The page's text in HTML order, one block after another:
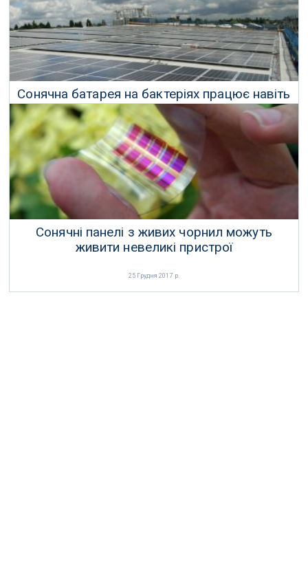
Сонячна батарея на бактеріях працює навіть
під хмарним небом
07 Липня 2018 р.
Сонячні панелі з живих чорнил можуть
живити невеликі пристрої
25 Грудня 2017 р.